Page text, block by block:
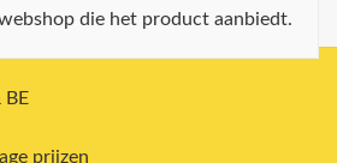
die het product aanbiedt.
BE
prijzen